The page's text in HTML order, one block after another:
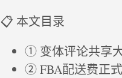
📋 本文目录
① 变体评论共享
② FBA配送费正